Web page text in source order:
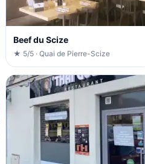
Beef du Scize
★ 5/5 · Quai de Pierre-Scize